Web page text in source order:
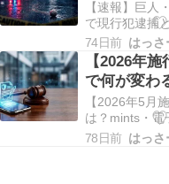
あなたのスー
もしれません
ぐる…
上代行体制
【速報】巨人
で現行犯逮捕
裁で「カッと
バンク戦は橋
最新続報 /
終更新：
求める署名が
万3500筆に
74日前 はっさ
【2026年
で何が変わ
「控訴期限
【2026年5月
は？mints・電
注意点をわか
78日前 はっさ